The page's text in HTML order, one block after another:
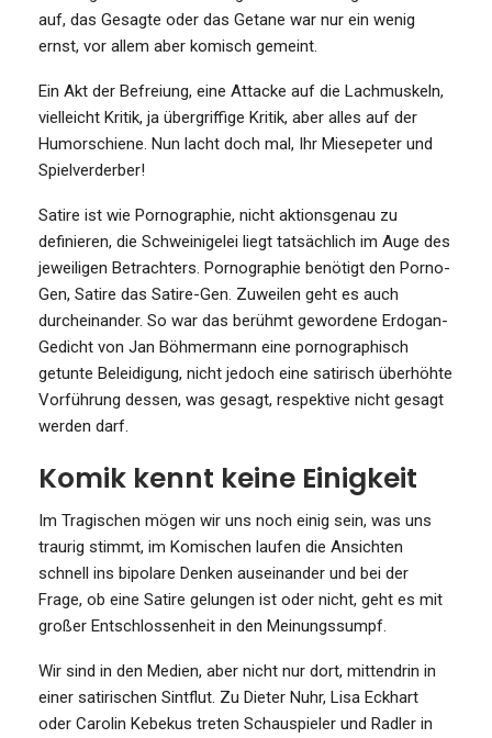
auf, das Gesagte oder das Getane war nur ein wenig
ernst, vor allem aber komisch gemeint.
Ein Akt der Befreiung, eine Attacke auf die Lachmuskeln,
vielleicht Kritik, ja übergriffige Kritik, aber alles auf der
Humorschiene. Nun lacht doch mal, Ihr Miesepeter und
Spielverderber!
Satire ist wie Pornographie, nicht aktionsgenau zu
definieren, die Schweinigelei liegt tatsächlich im Auge des
jeweiligen Betrachters. Pornographie benötigt den Porno-
Gen, Satire das Satire-Gen. Zuweilen geht es auch
durcheinander. So war das berühmt gewordene Erdogan-
Gedicht von Jan Böhmermann eine pornographisch
getunte Beleidigung, nicht jedoch eine satirisch überhöhte
Vorführung dessen, was gesagt, respektive nicht gesagt
werden darf.
Komik kennt keine Einigkeit
Im Tragischen mögen wir uns noch einig sein, was uns
traurig stimmt, im Komischen laufen die Ansichten
schnell ins bipolare Denken auseinander und bei der
Frage, ob eine Satire gelungen ist oder nicht, geht es mit
großer Entschlossenheit in den Meinungssumpf.
Wir sind in den Medien, aber nicht nur dort, mittendrin in
einer satirischen Sintflut. Zu Dieter Nuhr, Lisa Eckhart
oder Carolin Kebekus treten Schauspieler und Radler in